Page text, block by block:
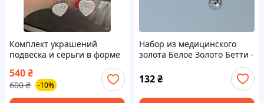
Комплект украшений
подвеска и серьги в форме
фианитами цвет под
серебро медицинское
золото
540₴
600 ₴ -10%
Набор из медицинского
золота Белое Золото Бетти -
DGS (сережки + кулон), арт.
1194
132₴